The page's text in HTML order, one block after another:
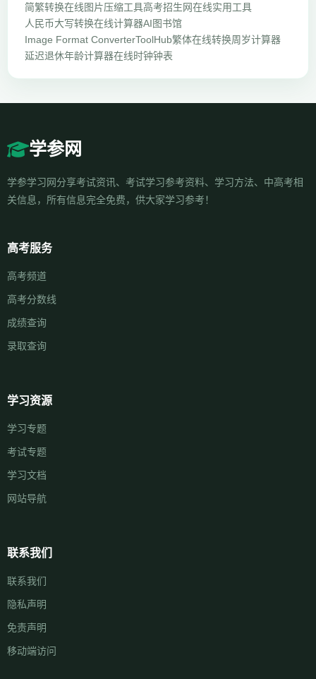
简繁转换在线图片压缩工具高考招生网在线实用工具
人民币大写转换在线计算器AI图书馆
Image Format ConverterToolHub繁体在线转换周岁计算器
延迟退休年龄计算器在线时钟钟表
学参网
学参学习网分享考试资讯、考试学习参考资料、学习方法、中高考相
关信息，所有信息完全免费，供大家学习参考！
高考服务
高考频道
高考分数线
成绩查询
录取查询
学习资源
学习专题
考试专题
学习文档
网站导航
联系我们
联系我们
隐私声明
免责声明
移动端访问